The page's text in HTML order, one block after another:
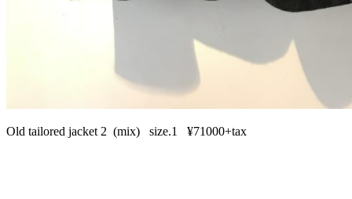
Old tailored jacket 2 (mix) size.1 ¥71000+tax